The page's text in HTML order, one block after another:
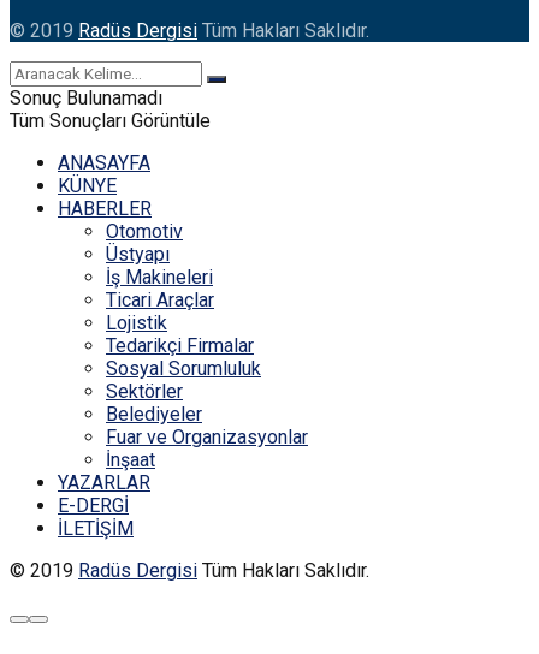
© 2019 Radüs Dergisi Tüm Hakları Saklıdır.
Sonuç Bulunamadı
Tüm Sonuçları Görüntüle
ANASAYFA
KÜNYE
HABERLER
Otomotiv
Üstyapı
İş Makineleri
Ticari Araçlar
Lojistik
Tedarikçi Firmalar
Sosyal Sorumluluk
Sektörler
Belediyeler
Fuar ve Organizasyonlar
İnşaat
YAZARLAR
E-DERGİ
İLETİŞİM
© 2019 Radüs Dergisi Tüm Hakları Saklıdır.